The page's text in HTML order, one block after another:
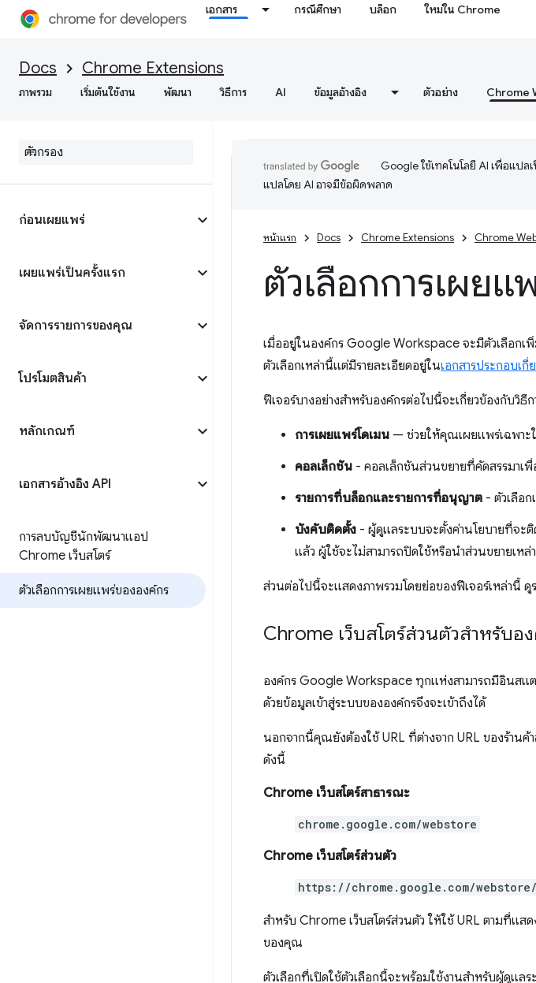
เอกสาร กรณีศึกษา บล็อก ใหม่ใน Chrome
Docs Chrome Extensions
ภาพรวม เริ่มต้นใช้งาน พัฒนา วิธีการ AI ข้อมูลอ้างอิง ตัวอย่าง Chrome
ก่อนเผยแพร่
เผยแพร่เป็นครั้งแรก
จัดการรายการของคุณ
โปรโมตสินค้า
หลักเกณฑ์
เอกสารอ้างอิง API
การลบบัญชีนักพัฒนาแอป
Chrome เว็บสโตร์
ตัวเลือกการเผยแพร่ขององค์กร
Google ใช้เทคโนโลยี AI เพื่อแป
แปลโดย AI อาจมีข้อผิดพลาด
หน้าแรก Docs Chrome Extensions Chrome
ตัวเลือกการเผยแ
เมื่ออยู่ในองค์กร Google Workspace จะมีตัวเลือกเ
ตัวเลือกเหล่านี้แต่มีรายละเอียดอยู่ในเอกสารประกอบเ
ฟีเจอร์บางอย่างสำหรับองค์กรต่อไปนี้จะเกี่ยวข้องกับวิ
การเผยแพร่โดเมน — ช่วยให้คุณเผยแพร่เฉพาะ
คอลเล็กชัน - คอลเล็กชันส่วนขยายที่คัดสรรมาเ
รายการที่บล็อกและรายการที่อนุญาต - ตัวเลือ
บังคับติดตั้ง - ผู้ดูแลระบบจะตั้งค่านโยบายที่จะ
แล้ว ผู้ใช้จะไม่สามารถปิดใช้หรือนำส่วนขยายเหล่
ส่วนต่อไปนี้จะแสดงภาพรวมโดยย่อของฟีเจอร์เหล่านี้ ดู
Chrome เว็บสโตร์ส่วนตัวสำหรับอ
องค์กร Google Workspace ทุกแห่งสามารถมีอินสแ
ด้วยข้อมูลเข้าสู่ระบบขององค์กรจึงจะเข้าถึงได้
นอกจากนี้คุณยังต้องใช้ URL ที่ต่างจาก URL ของร้าน
ดังนี้
Chrome เว็บสโตร์สาธารณะ
chrome.google.com/webstore
Chrome เว็บสโตร์ส่วนตัว
https://chrome.google.com/
สำหรับ Chrome เว็บสโตร์ส่วนตัว ให้ใช้ URL ตามที่แ
ของคุณ
ตัวเลือกที่เปิดใช้ตัวเลือกนี้จะพร้อมใช้งานสำหรับผู้ดูแล